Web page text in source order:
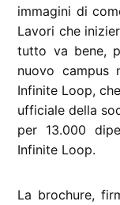
immagini di
Lavori che
tutto va bene,
nuovo
Infinite Loop,
ufficiale della
per 13.000
Infinite Loop.
La brochure,